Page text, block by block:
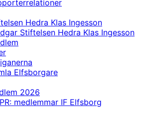
Hedra Klas Ingesson
Stiftelsen Hedra Klas Ingesson
Elfsborgare
2026
medlemmar IF Elfsborg